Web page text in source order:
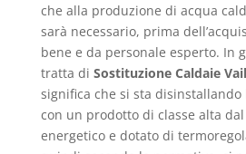
che alla produzione di acqua
sarà necessario, prima
bene e da personale esperto. In
tratta di Sostituzione Caldaie
significa che si sta disinstallando
con un prodotto di classe alta
energetico e dotato di